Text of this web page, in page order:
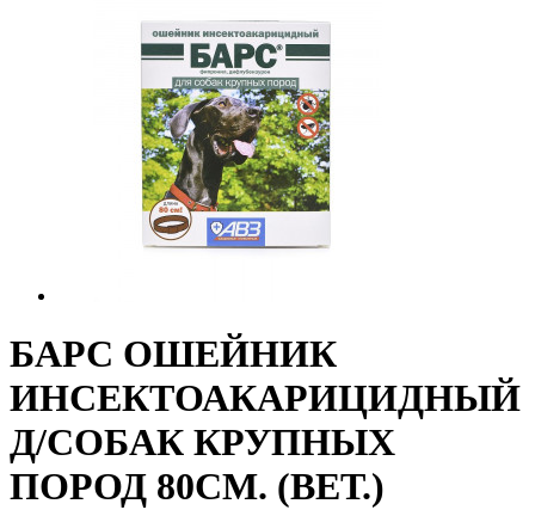
БАРС ОШЕЙНИК
ИНСЕКТОАКАРИЦИДНЫЙ
Д/СОБАК КРУПНЫХ
ПОРОД 80СМ. (ВЕТ.)